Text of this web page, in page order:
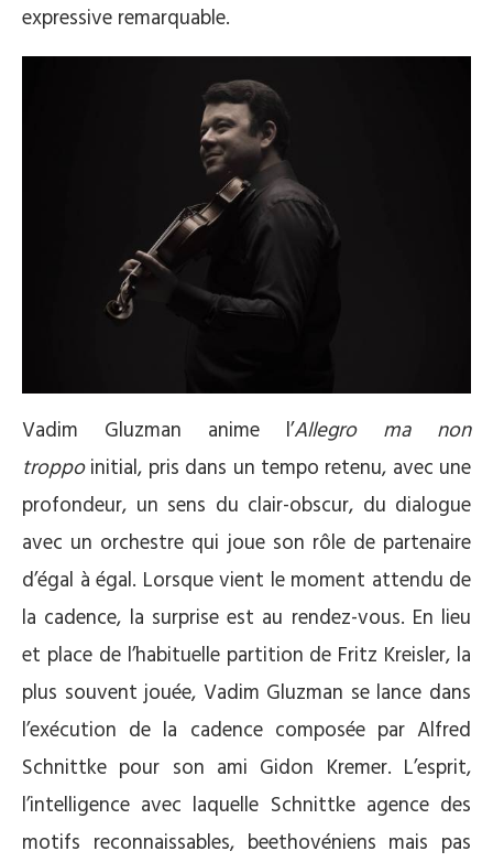
expressive remarquable.
Vadim Gluzman anime l’Allegro ma non
troppoinitial, pris dans un tempo retenu, avec une
profondeur, un sens du clair-obscur, du dialogue
avec un orchestre qui joue son rôle de partenaire
d’égal à égal. Lorsque vient le moment attendu de
la cadence, la surprise est au rendez-vous. En lieu
et place de l’habituelle partition de Fritz Kreisler, la
plus souvent jouée, Vadim Gluzman se lance dans
l’exécution de la cadence composée par Alfred
Schnittke pour son ami Gidon Kremer. L’esprit,
l’intelligence avec laquelle Schnittke agence des
motifs reconnaissables, beethovéniens mais pas